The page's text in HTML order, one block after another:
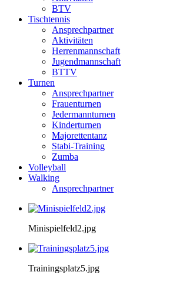
BTV
Tischtennis
Ansprechpartner
Aktivitäten
Herrenmannschaft
Jugendmannschaft
BTTV
Turnen
Ansprechpartner
Frauenturnen
Jedermannturnen
Kinderturnen
Majorettentanz
Stabi-Training
Zumba
Volleyball
Walking
Ansprechpartner
Minispielfeld2.jpg
Trainingsplatz5.jpg